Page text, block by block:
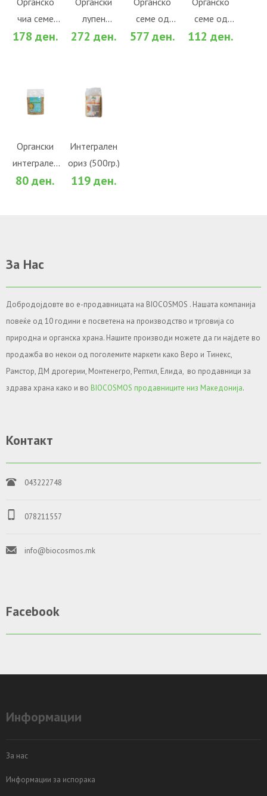
чиа семе
(100гр.)
178 ден.
За споредба
лупен
сончоглед
272 ден.
За споредба
семе од
тиква
577 ден.
За споредба
семе од
тиква
112 ден.
За споредба
Органски
интегрален
сусам
80 ден.
ВО
Во желби
За споредба
Интегрален
ориз (500гр.)
119 ден.
ВО
КОШНИЧКА
Во желби
За споредба
За Нас
Добродојдовте во е-продавницата на BIOCOSMOS . Нашата компанија
повеќе од 10 години е посветена на производство и трговија со
природна и органска храна. Нашите производи можете да ги најдете во
продажба во некои од поголемите маркети како Веро и Тинекс,
Рамстор, ДМ дрогерии, Монтенегро, Рептил, Елида, во продавници за
здрава храна како и во BIOCOSMOS продавниците низ Македонија.
Контакт
043222748
078211557
info@biocosmos.mk
Facebook
Информации
За нас
Информации за испорака